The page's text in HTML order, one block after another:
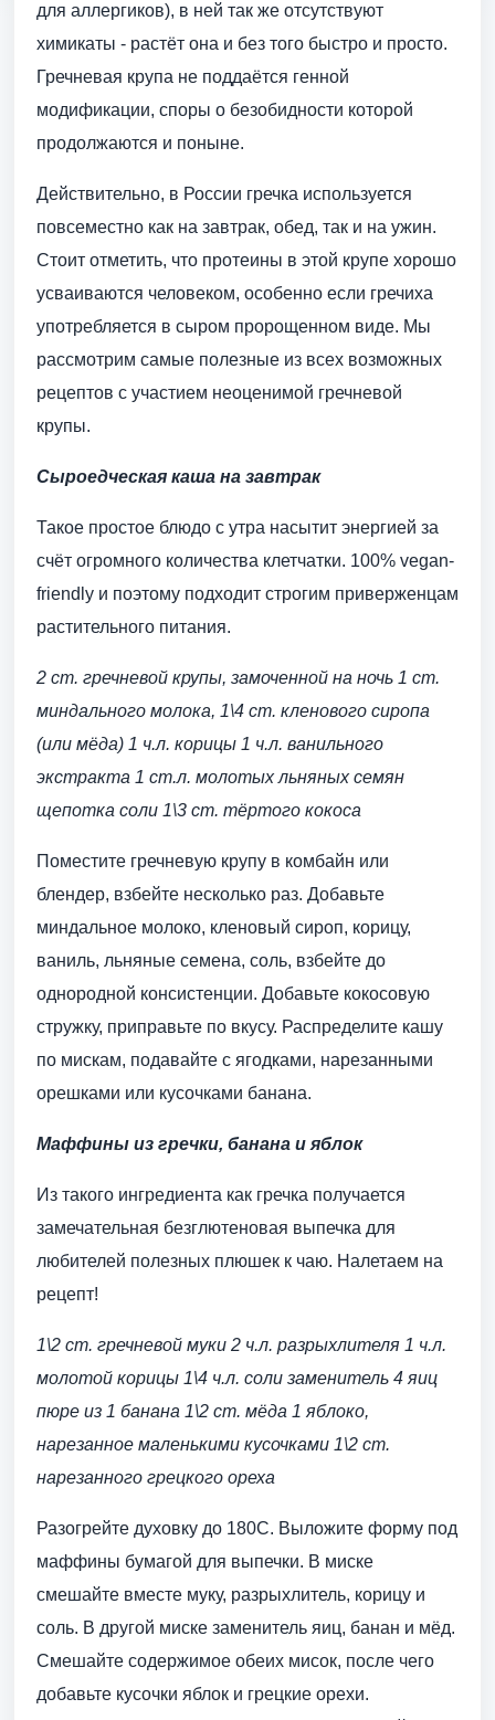
для аллергиков), в ней так же отсутствуют
химикаты - растёт она и без того быстро и просто.
Гречневая крупа не поддаётся генной
модификации, споры о безобидности которой
продолжаются и поныне.
Действительно, в России гречка используется
повсеместно как на завтрак, обед, так и на ужин.
Стоит отметить, что протеины в этой крупе хорошо
усваиваются человеком, особенно если гречиха
употребляется в сыром пророщенном виде. Мы
рассмотрим самые полезные из всех возможных
рецептов с участием неоценимой гречневой
крупы.
Сыроедческая каша на завтрак
Такое простое блюдо с утра насытит энергией за
счёт огромного количества клетчатки. 100% vegan-
friendly и поэтому подходит строгим приверженцам
растительного питания.
2 ст. гречневой крупы, замоченной на ночь 1 ст.
миндального молока, 1\4 ст. кленового сиропа
(или мёда) 1 ч.л. корицы 1 ч.л. ванильного
экстракта 1 ст.л. молотых льняных семян
щепотка соли 1\3 ст. тёртого кокоса
Поместите гречневую крупу в комбайн или
блендер, взбейте несколько раз. Добавьте
миндальное молоко, кленовый сироп, корицу,
ваниль, льняные семена, соль, взбейте до
однородной консистенции. Добавьте кокосовую
стружку, приправьте по вкусу. Распределите кашу
по мискам, подавайте с ягодками, нарезанными
орешками или кусочками банана.
Маффины из гречки, банана и яблок
Из такого ингредиента как гречка получается
замечательная безглютеновая выпечка для
любителей полезных плюшек к чаю. Налетаем на
рецепт!
1\2 ст. гречневой муки 2 ч.л. разрыхлителя 1 ч.л.
молотой корицы 1\4 ч.л. соли заменитель 4 яиц
пюре из 1 банана 1\2 ст. мёда 1 яблоко,
нарезанное маленькими кусочками 1\2 ст.
нарезанного грецкого ореха
Разогрейте духовку до 180С. Выложите форму под
маффины бумагой для выпечки. В миске
смешайте вместе муку, разрыхлитель, корицу и
соль. В другой миске заменитель яиц, банан и мёд.
Смешайте содержимое обеих мисок, после чего
добавьте кусочки яблок и грецкие орехи.